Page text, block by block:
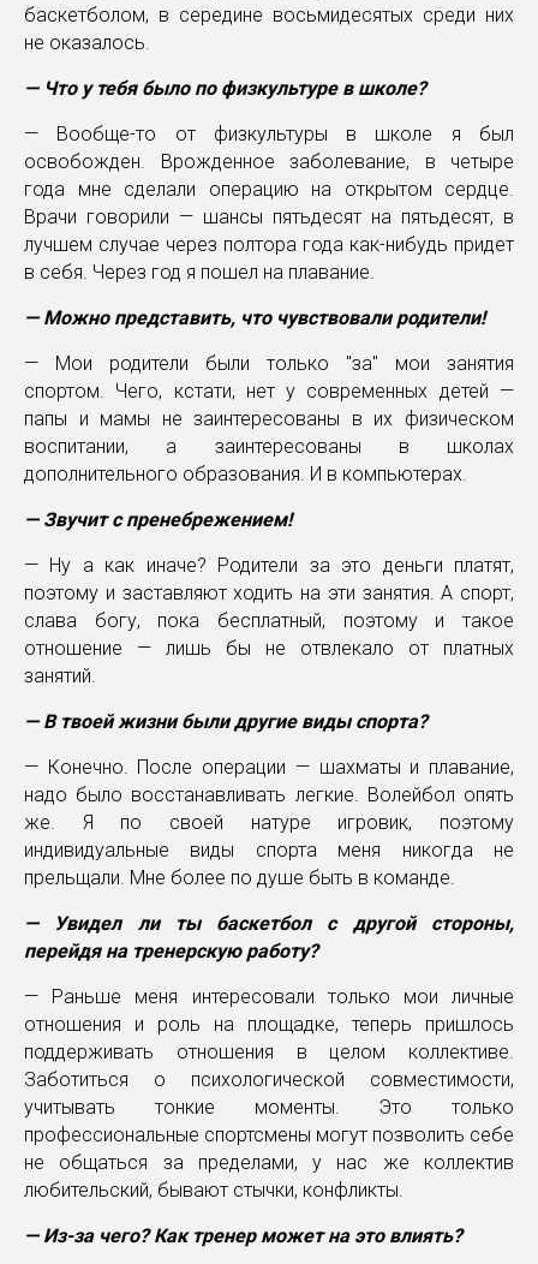
баскетболом, в середине восьмидесятых среди них
не оказалось.
— Что у тебя было по физкультуре в школе?
— Вообще-то от физкультуры в школе я был
освобожден. Врожденное заболевание, в четыре
года мне сделали операцию на открытом сердце.
Врачи говорили — шансы пятьдесят на пятьдесят, в
лучшем случае через полтора года как-нибудь придет
в себя. Через год я пошел на плавание.
— Можно представить, что чувствовали родители!
— Мои родители были только "за" мои занятия
спортом. Чего, кстати, нет у современных детей —
папы и мамы не заинтересованы в их физическом
воспитании, а заинтересованы в школах
дополнительного образования. И в компьютерах.
— Звучит с пренебрежением!
— Ну а как иначе? Родители за это деньги платят,
поэтому и заставляют ходить на эти занятия. А спорт,
слава богу, пока бесплатный, поэтому и такое
отношение — лишь бы не отвлекало от платных
занятий.
— В твоей жизни были другие виды спорта?
— Конечно. После операции — шахматы и плавание,
надо было восстанавливать легкие. Волейбол опять
же. Я по своей натуре игровик, поэтому
индивидуальные виды спорта меня никогда не
прельщали. Мне более по душе быть в команде.
— Увидел ли ты баскетбол с другой стороны,
перейдя на тренерскую работу?
— Раньше меня интересовали только мои личные
отношения и роль на площадке, теперь пришлось
поддерживать отношения в целом коллективе.
Заботиться о психологической совместимости,
учитывать тонкие моменты. Это только
профессиональные спортсмены могут позволить себе
не общаться за пределами, у нас же коллектив
любительский, бывают стычки, конфликты.
— Из-за чего? Как тренер может на это влиять?